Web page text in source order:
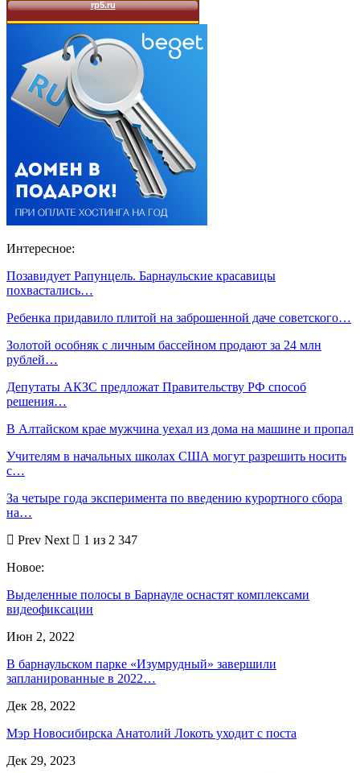
Интересное:
Позавидует Рапунцель. Барнаульские красавицы
похвастались…
Ребенка придавило плитой на заброшенной даче советского…
Золотой особняк с личным бассейном продают за 24 млн
рублей…
Депутаты АКЗС предложат Правительству РФ способ
решения…
В Алтайском крае мужчина уехал из дома на машине и пропал
Учителям в начальных школах США могут разрешить носить
с…
За четыре года эксперимента по введению курортного сбора
на…
Prev Next
1 из 2 347
Новое:
Выделенные полосы в Барнауле оснастят комплексами
видеофиксации
Июн 2, 2022
В барнаульском парке «Изумрудный» завершили
запланированные в 2022…
Дек 28, 2022
Мэр Новосибирска Анатолий Локоть уходит с поста
Дек 29, 2023